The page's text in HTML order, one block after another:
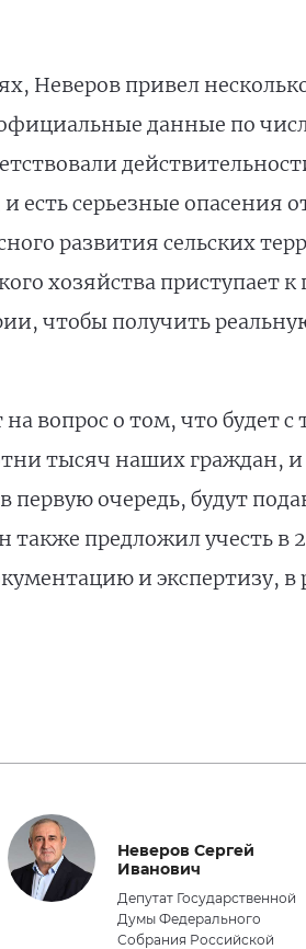
Неверов привел
данные по
есть серьезные опасения
развития сельских
хозяйства приступает
чтобы получить
вопрос о том, что будет
тысяч наших граждан,
первую очередь, будут
предложил учесть в
и экспертизу,
Неверов Сергей
Иванович
Депутат Государственной
Думы Федерального
Собрания Российской